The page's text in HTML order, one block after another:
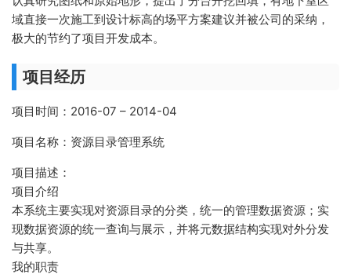
域直接一次施工到设计标高的场平方案建议并被公司的采纳，
极大的节约了项目开发成本。
项目经历
项目时间：2016-07 – 2014-04
项目名称：资源目录管理系统
项目描述：
项目介绍
本系统主要实现对资源目录的分类，统一的管理数据资源；实
现数据资源的统一查询与展示，并将元数据结构实现对外分发
与共享。
我的职责